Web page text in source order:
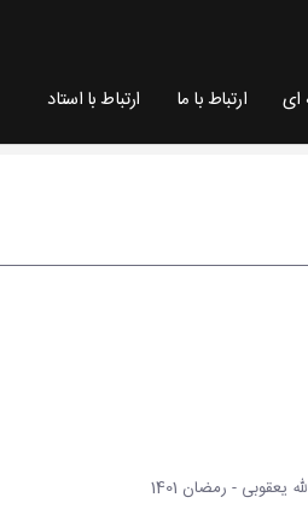
ای ارتباط با ما ارتباط با استاد
- رمضان 1401